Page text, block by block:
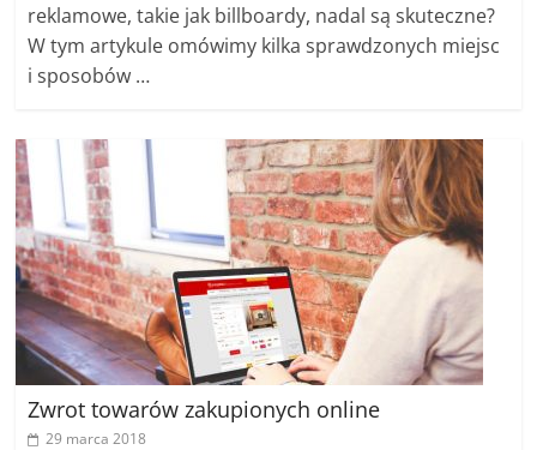
reklamowe, takie jak billboardy, nadal są skuteczne?
W tym artykule omówimy kilka sprawdzonych miejsc
i sposobów …
Zwrot towarów zakupionych online
29 marca 2018